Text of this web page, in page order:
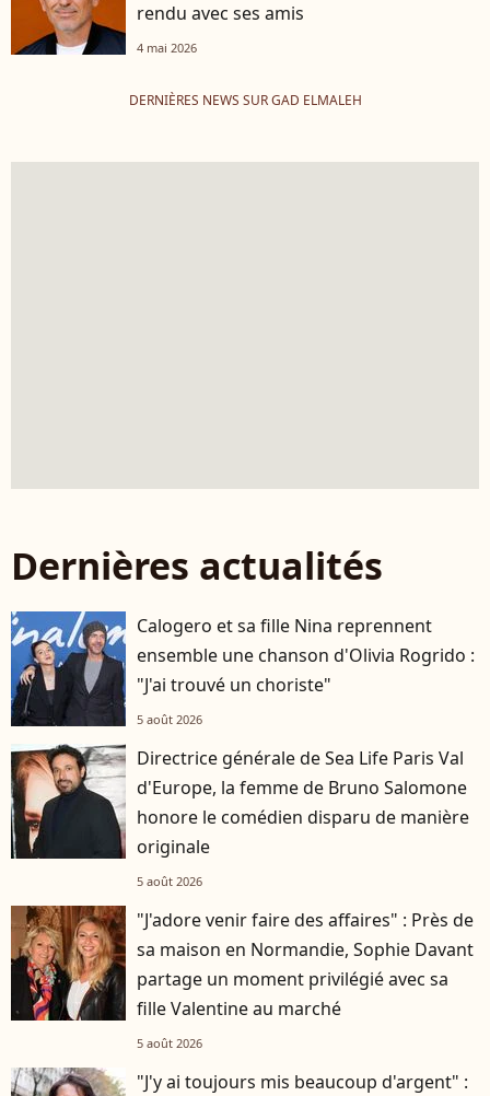
rendu avec ses amis
4 mai 2026
DERNIÈRES NEWS SUR GAD ELMALEH
Dernières actualités
Calogero et sa fille Nina reprennent
ensemble une chanson d'Olivia Rogrido :
"J'ai trouvé un choriste"
5 août 2026
Directrice générale de Sea Life Paris Val
d'Europe, la femme de Bruno Salomone
honore le comédien disparu de manière
originale
5 août 2026
"J'adore venir faire des affaires" : Près de
sa maison en Normandie, Sophie Davant
partage un moment privilégié avec sa
fille Valentine au marché
5 août 2026
"J'y ai toujours mis beaucoup d'argent" :